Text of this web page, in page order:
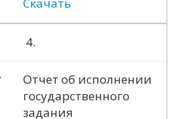
4.
Отчет об исполнении
государственного
задания